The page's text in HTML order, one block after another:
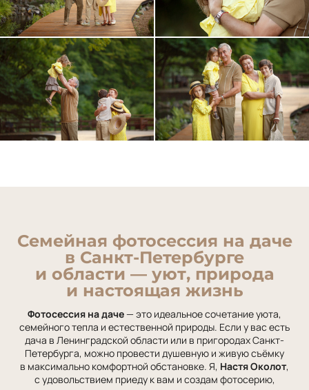
Семейная фотосессия на даче
в Санкт-Петербурге
и области — уют, природа
и настоящая жизнь
Фотосессия на даче— это идеальное сочетание уюта,
семейного тепла и естественной природы. Если у вас есть
дача в Ленинградской области или в пригородах Санкт-
Петербурга, можно провести душевную и живую съёмку
в максимально комфортной обстановке. Я, Настя Околот,
с удовольствием приеду к вам и создам фотосерию,